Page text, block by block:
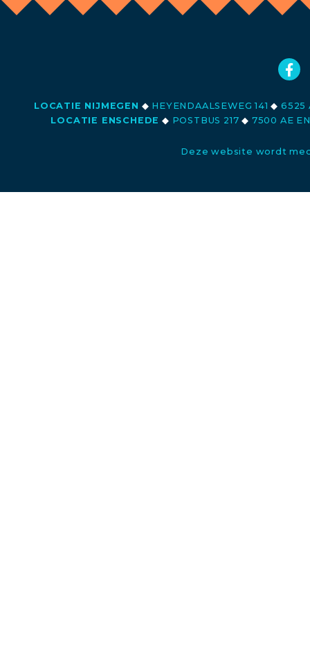
LOCATIE NIJMEGEN ◆ HEYENDAALSEWEG 141◆ 6525
LOCATIE ENSCHEDE ◆ POSTBUS 217◆ 7500 AE
Deze website wordt